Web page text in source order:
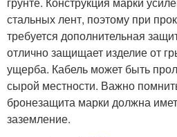
стальных лент, поэтому при
требуется дополнительная
отлично защищает изделие от
ущерба. Кабель может быть
сырой местности. Важно
бронезащита марки должна
заземление.